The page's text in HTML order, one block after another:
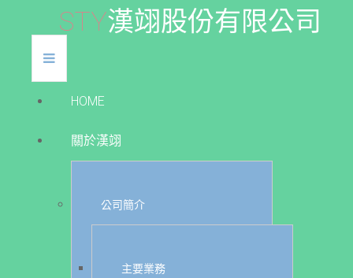
STY漢翊股份有限公司
HOME
關於漢翊
公司簡介
主要業務